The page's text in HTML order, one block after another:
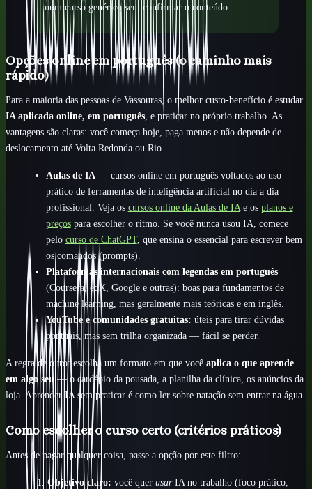
num curso genérico sem confirmar o conteúdo.
Opções online em português (o caminho mais
rápido)
Para a maioria das pessoas de Vassouras, o melhor custo-benefício é estudar
IA aplicada online, em português , e praticar no próprio trabalho. As
vantagens são claras: você começa hoje, paga menos e não depende de
deslocamento até Volta Redonda ou Rio.
Aulas de IA — cursos online em português voltados ao uso
prático de ferramentas de inteligência artificial no dia a dia
profissional. Veja os cursos online da Aulas de IAe os planos e
preçospara escolher o ritmo. Se você nunca usou IA, comece
pelo curso de ChatGPT, que ensina o essencial para escrever bem
os comandos (prompts).
Plataformas internacionais com legendas em português
(Coursera, edX, Google e outras): boas para fundamentos de
machine learning, mas geralmente mais teóricas e em inglês.
YouTube e comunidades gratuitas: úteis para tirar dúvidas
pontuais, mas sem trilha organizada — fácil se perder.
A regra de ouro: escolha um formato em que você aplica o que aprende
em algo seu — o cardápio da pousada, a planilha da clínica, os anúncios da
loja. Aprender IA sem praticar é como ler sobre natação sem entrar na água.
Como escolher o curso certo (critérios práticos)
Antes de pagar qualquer coisa, passe a opção por este filtro:
Objetivo claro: você quer usarIA no trabalho (foco prático,